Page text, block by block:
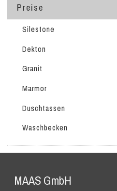
Preise
Silestone
Dekton
Granit
Marmor
Duschtassen
Waschbecken
MAAS GmbH